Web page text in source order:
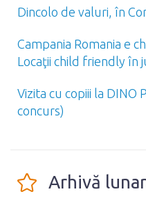
Dincolo de valuri, în
Campania Romania e
Locaţii child friendly în
Vizita cu copiii la DINO
concurs)
Arhivă